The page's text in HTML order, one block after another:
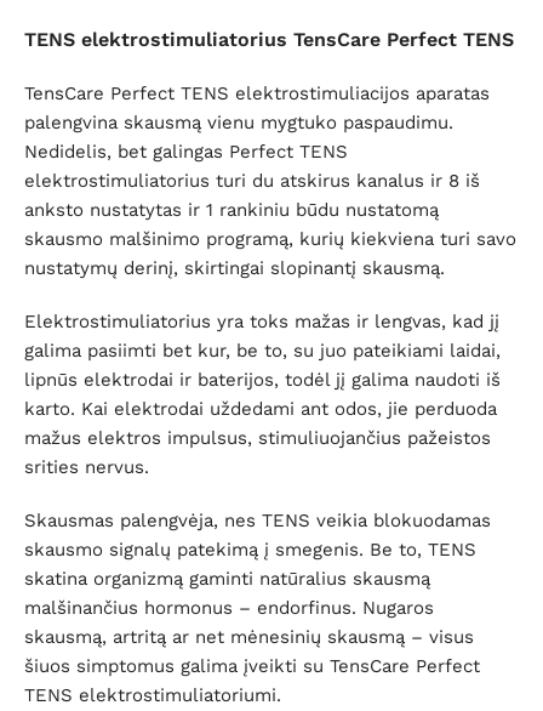
TENS elektrostimuliatorius TensCare Perfect TENS
TensCare Perfect TENS elektrostimuliacijos aparatas
palengvina skausmą vienu mygtuko paspaudimu.
Nedidelis, bet galingas Perfect TENS
elektrostimuliatorius turi du atskirus kanalus ir 8 iš
anksto nustatytas ir 1 rankiniu būdu nustatomą
skausmo malšinimo programą, kurių kiekviena turi savo
nustatymų derinį, skirtingai slopinantį skausmą.
Elektrostimuliatorius yra toks mažas ir lengvas, kad jį
galima pasiimti bet kur, be to, su juo pateikiami laidai,
lipnūs elektrodai ir baterijos, todėl jį galima naudoti iš
karto. Kai elektrodai uždedami ant odos, jie perduoda
mažus elektros impulsus, stimuliuojančius pažeistos
srities nervus.
Skausmas palengvėja, nes TENS veikia blokuodamas
skausmo signalų patekimą į smegenis. Be to, TENS
skatina organizmą gaminti natūralius skausmą
malšinančius hormonus – endorfinus. Nugaros
skausmą, artritą ar net mėnesinių skausmą – visus
šiuos simptomus galima įveikti su TensCare Perfect
TENS elektrostimuliatoriumi.